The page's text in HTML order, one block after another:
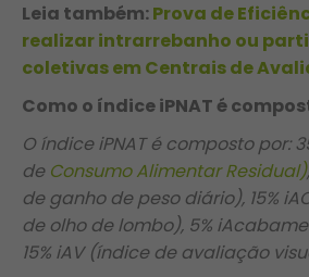
Leia também:Prova de
realizar intrarrebanho ou
coletivas em Centrais de
Como o índice iPNAT é
O índice iPNAT é composto por:
de Consumo Alimentar Residual)
de ganho de peso diário), 15%
de olho de lombo), 5%
15% iAV (índice de avaliação